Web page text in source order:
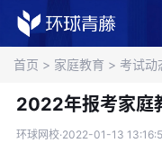
首页 > 家庭教育 > 考试动
2022年报考家庭
环球网校·2022-01-13